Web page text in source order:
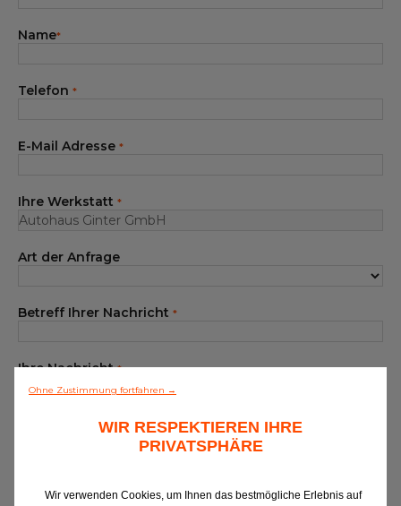
Die Marke
Neuigkeiten
Kundenservice
Alle Werkstätten
Dem Netz beitreten
Name*
Telefon *
E-Mail Adresse *
Ihre Werkstatt *
Art der Anfrage
Betreff Ihrer Nachricht *
Ihre Nachricht*
Ohne Zustimmung fortfahren →
WIR RESPEKTIEREN IHRE
PRIVATSPHÄRE
Wir verwenden Cookies, um Ihnen das bestmögliche Erlebnis auf